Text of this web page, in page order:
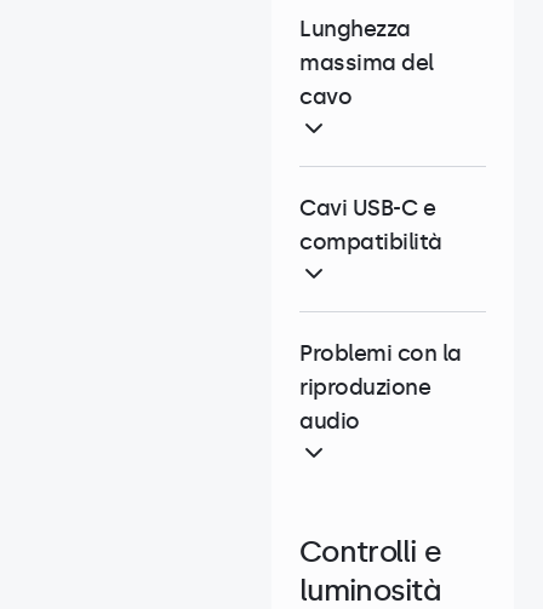
Lunghezza
massima del
cavo
Cavi USB-C e
compatibilità
Problemi con la
riproduzione
audio
Controlli e
luminosità